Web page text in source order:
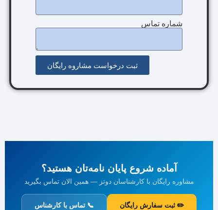
شماره تماس
ثبت درخواست مشاروه رایگان
آماده شروع پایان نامه‌تان هستید؟
مشاوره رایگان با کارشناسان دوتز — همین الان تماس بگیرید
✏️ ثبت سفارش رایگان 📞 تماس با کارشناس